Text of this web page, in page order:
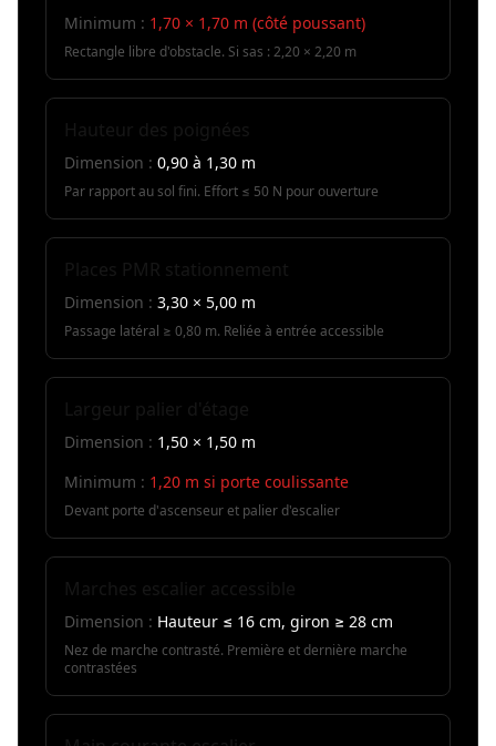
Minimum : 1,70 × 1,70 m (côté poussant)
Rectangle libre d'obstacle. Si sas : 2,20 × 2,20 m
Dimension : 0,90 à 1,30 m
Par rapport au sol fini. Effort ≤ 50 N pour ouverture
Dimension : 3,30 × 5,00 m
Passage latéral ≥ 0,80 m. Reliée à entrée accessible
Dimension : 1,50 × 1,50 m
Minimum : 1,20 m si porte coulissante
Devant porte d'ascenseur et palier d'escalier
Dimension : Hauteur ≤ 16 cm, giron ≥ 28 cm
Nez de marche contrasté. Première et dernière marche
contrastées